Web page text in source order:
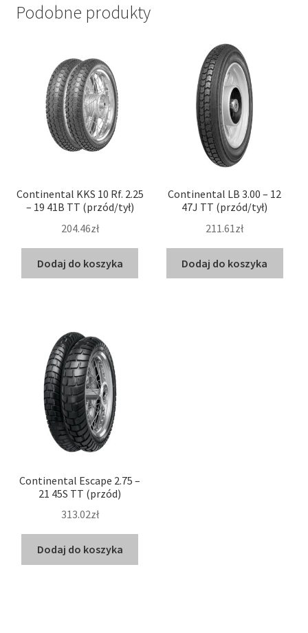
Podobne produkty
Continental KKS 10 Rf. 2.25
– 19 41B TT (przód/tył)
204.46zł
Dodaj do koszyka
Continental LB 3.00 – 12
47J TT (przód/tył)
211.61zł
Dodaj do koszyka
Continental Escape 2.75 –
21 45S TT (przód)
313.02zł
Dodaj do koszyka